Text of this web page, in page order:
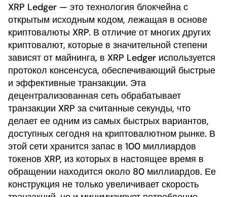
XRP Ledger — это технология блокчейна с
открытым исходным кодом, лежащая в основе
криптовалюты XRP. В отличие от многих других
криптовалют, которые в значительной степени
зависят от майнинга, в XRP Ledger используется
протокол консенсуса, обеспечивающий быстрые
и эффективные транзакции. Эта
децентрализованная сеть обрабатывает
транзакции XRP за считанные секунды, что
делает ее одним из самых быстрых вариантов,
доступных сегодня на криптовалютном рынке. В
этой сети хранится запас в 100 миллиардов
токенов XRP, из которых в настоящее время в
обращении находится около 80 миллиардов. Ее
конструкция не только увеличивает скорость